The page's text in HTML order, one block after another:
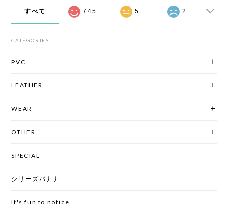
すべて 745 5 2
CATEGORIES
PVC
LEATHER
WEAR
OTHER
SPECIAL
シリーズバナナ
It's fun to notice